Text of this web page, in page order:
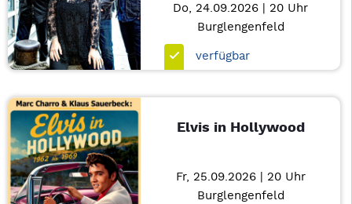
Do, 24.09.2026 | 20 Uhr
Burglengenfeld
verfügbar
Elvis in Hollywood
Fr, 25.09.2026 | 20 Uhr
Burglengenfeld